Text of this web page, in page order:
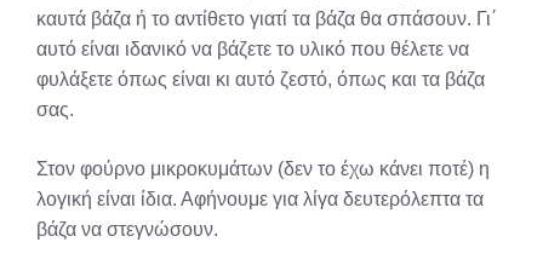
καυτά βάζα ή το αντίθετο γιατί τα βάζα θα σπάσουν. Γι΄
αυτό είναι ιδανικό να βάζετε το υλικό που θέλετε να
φυλάξετε όπως είναι κι αυτό ζεστό, όπως και τα βάζα
σας.
Στον φούρνο μικροκυμάτων (δεν το έχω κάνει ποτέ) η
λογική είναι ίδια. Αφήνουμε για λίγα δευτερόλεπτα τα
βάζα να στεγνώσουν.